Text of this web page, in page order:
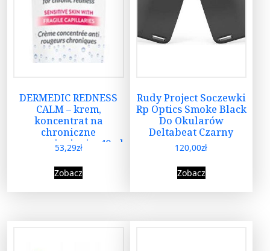
DERMEDIC REDNESS
CALM – krem,
koncentrat na
chroniczne
zaczerwienienia, 40ml
53,29zł
Zobacz
Rudy Project Soczewki
Rp Optics Smoke Black
Do Okularów
Deltabeat Czarny
120,00zł
Zobacz